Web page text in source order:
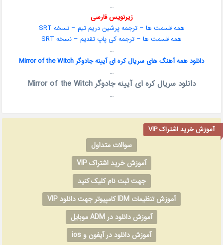
…
زیرنویس فارسی
همه قسمت ها – ترجمه پرشین دریم تیم – نسخه SRT
همه قسمت ها – ترجمه کی پاپ تقدیم – نسخه SRT
…
دانلود همه آهنگ های سریال کره ای آیینه جادوگر Mirror of the Witch
…
دانلود سریال کره ای آیینه جادوگر Mirror of the Witch
…
آموزش خرید اشتراک VIP
سوالات متداول
آموزش خرید اشتراک VIP
جهت ثبت نام کلیک کنید
آموزش تنظیمات IDM کامپیوتر جهت دانلود VIP
آموزش دانلود در ADM موبایل
آموزش دانلود در آیفون و ios